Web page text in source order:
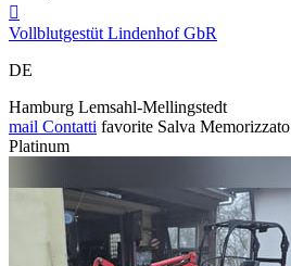

Vollblutgestüt Lindenhof GbR
DE
Hamburg Lemsahl-Mellingstedt
mail Contatti favorite Salva Memorizzato
Platinum